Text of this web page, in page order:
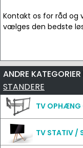
Kontakt os for råd og
vælges den bedste
ANDRE KATEGORIER
STANDERE
TV OPHÆNG
TV STATIV /